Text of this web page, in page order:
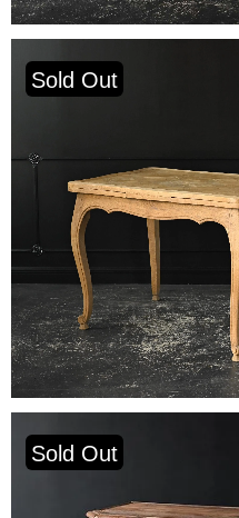
Sold Out
Sold Out